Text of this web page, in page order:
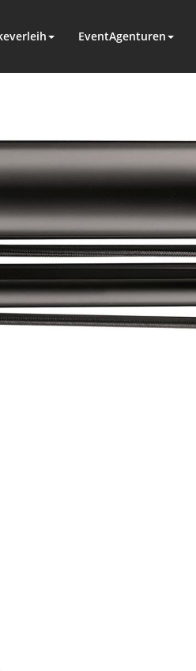
EventAgenturen